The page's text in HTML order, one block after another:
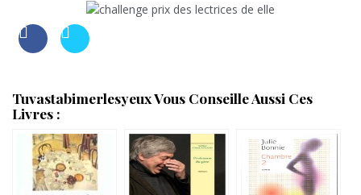
Tuvastabimerlesyeux Vous Conseille Aussi Ces
Livres :